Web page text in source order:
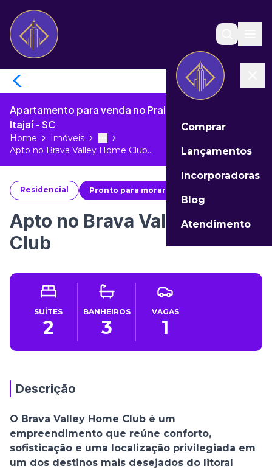
Comprar
Lançamentos
Incorporadoras
Blog
Atendimento
Apartamento para venda no Praia Brava de Itajaí de
Itajaí - SC
Home Imóveis More
Toggle menu
Apto no Brava Valley Home Club...
Residencial Pronto para morar
Apto no Brava Valley Home
Club
SUÍTES
2
BANHEIROS
3
VAGAS
1
Descrição
O Brava Valley Home Club é um
empreendimento que reúne conforto,
sofisticação e uma localização privilegiada em
um dos destinos mais desejados do litoral